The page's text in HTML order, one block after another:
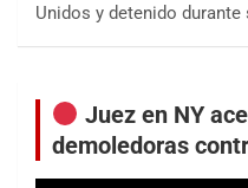
Unidos y detenido
Juez en NY
demoledoras